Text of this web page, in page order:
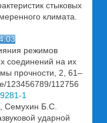
стыковых
климата.
режимов
соединений на их
прочности, 2, 61–
123456789/112756
1
Семухин Б.С.
ударной